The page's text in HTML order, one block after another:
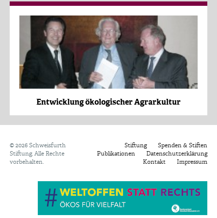
Entwicklung ökologischer Agrarkultur
© 2026 Schweisfurth
Stiftung. Alle Rechte
vorbehalten.
Stiftung
Spenden & Stiften
Publikationen
Datenschutzerklärung
Kontakt
Impressum